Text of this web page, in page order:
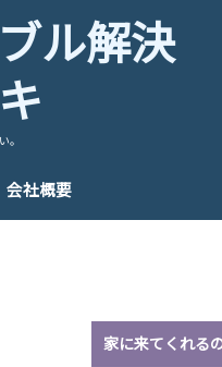
ル解決
。
会社概要
家に来てくれる